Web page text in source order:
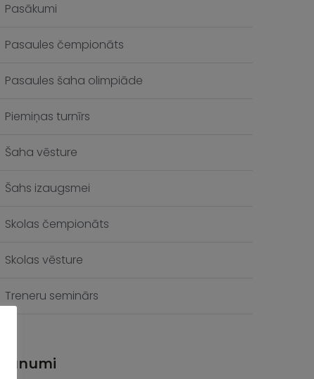
Pasākumi
Pasaules čempionāts
Pasaules šaha olimpiāde
Piemiņas turnīrs
Šaha vēsture
Šahs izaugsmei
Skolas čempionāts
Skolas vēsture
Treneru seminārs
Jaunumi